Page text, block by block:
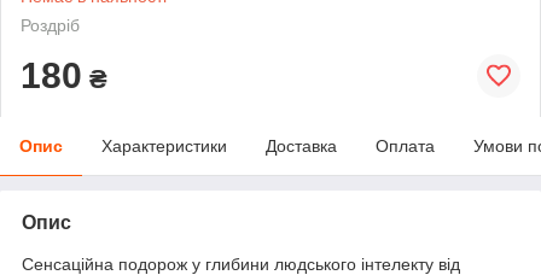
Роздріб
180 ₴
Опис Характеристики Доставка Оплата Умови
Опис
Сенсаційна подорож у глибини людського інтелекту від